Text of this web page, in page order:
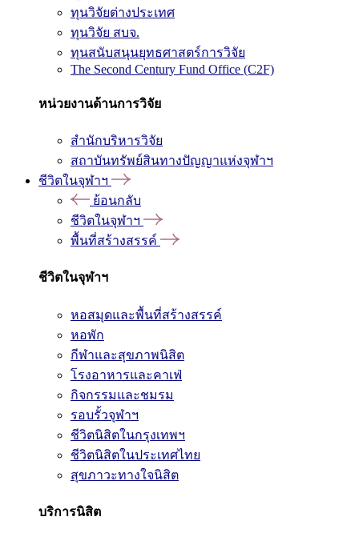
ทุนวิจัยต่างประเทศ
ทุนวิจัย สบจ.
ทุนสนับสนุนยุทธศาสตร์การวิจัย
The Second Century Fund Office (C2F)
หน่วยงานด้านการวิจัย
สำนักบริหารวิจัย
สถาบันทรัพย์สินทางปัญญาแห่งจุฬาฯ
ชีวิตในจุฬาฯ
ย้อนกลับ
ชีวิตในจุฬาฯ
พื้นที่สร้างสรรค์
ชีวิตในจุฬาฯ
หอสมุดและพื้นที่สร้างสรรค์
หอพัก
กีฬาและสุขภาพนิสิต
โรงอาหารและคาเฟ่
กิจกรรมและชมรม
รอบรั้วจุฬาฯ
ชีวิตนิสิตในกรุงเทพฯ
ชีวิตนิสิตในประเทศไทย
สุขภาวะทางใจนิสิต
บริการนิสิต